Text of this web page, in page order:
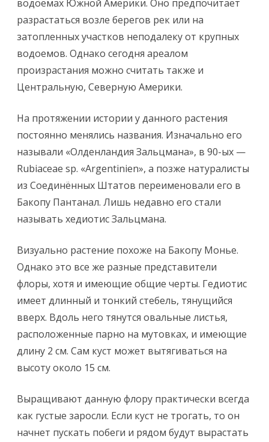
водоемах Южной Америки. Оно предпочитает
разрастаться возле берегов рек или на
затопленных участков неподалеку от крупных
водоемов. Однако сегодня ареалом
произрастания можно считать также и
Центральную, Северную Америки.
На протяжении истории у данного растения
постоянно менялись названия. Изначально его
называли «Олденландия Зальцмана», в 90-ых —
Rubiaceae sp. «Argentinien», а позже натуралисты
из Соединённых Штатов переименовали его в
Бакопу Пантанал. Лишь недавно его стали
называть хедиотис Зальцмана.
Визуально растение похоже на Бакопу Монье.
Однако это все же разные представители
флоры, хотя и имеющие общие черты. Гедиотис
имеет длинный и тонкий стебель, тянущийся
вверх. Вдоль него тянутся овальные листья,
расположенные парно на мутовках, и имеющие
длину 2 см. Сам куст может вытягиваться на
высоту около 15 см.
Выращивают данную флору практически всегда
как густые заросли. Если куст не трогать, то он
начнет пускать побеги и рядом будут вырастать